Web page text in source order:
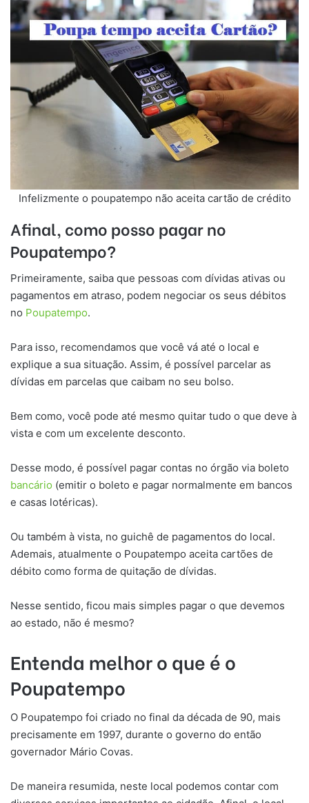
Infelizmente o poupatempo não aceita cartão de crédito
Afinal, como posso pagar no
Poupatempo?
Primeiramente, saiba que pessoas com dívidas ativas ou
pagamentos em atraso, podem negociar os seus débitos
no Poupatempo.
Para isso, recomendamos que você vá até o local e
explique a sua situação. Assim, é possível parcelar as
dívidas em parcelas que caibam no seu bolso.
Bem como, você pode até mesmo quitar tudo o que deve à
vista e com um excelente desconto.
Desse modo, é possível pagar contas no órgão via boleto
bancário (emitir o boleto e pagar normalmente em bancos
e casas lotéricas).
Ou também à vista, no guichê de pagamentos do local.
Ademais, atualmente o Poupatempo aceita cartões de
débito como forma de quitação de dívidas.
Nesse sentido, ficou mais simples pagar o que devemos
ao estado, não é mesmo?
Entenda melhor o que é o
Poupatempo
O Poupatempo foi criado no final da década de 90, mais
precisamente em 1997, durante o governo do então
governador Mário Covas.
De maneira resumida, neste local podemos contar com